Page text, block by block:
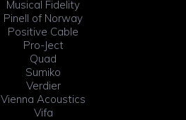
Musical Fidelity
Pinell of Norway
Positive Cable
Pro-Ject
Quad
Sumiko
Verdier
Vienna Acoustics
Vifa